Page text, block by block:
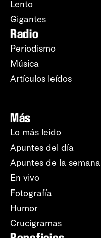
Lento
Gigantes
Radio
Periodismo
Música
Artículos leídos
Más
Lo más leído
Apuntes del día
Apuntes de la semana
En vivo
Fotografía
Humor
Crucigramas